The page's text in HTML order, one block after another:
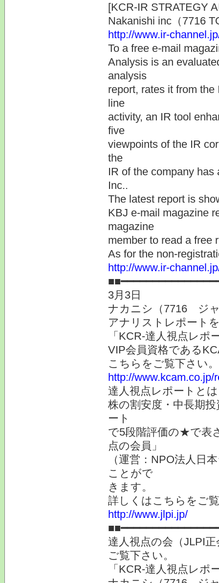
[KCR-IR STRATEGY
Nakanishi inc（7716
http://www.ir-
To a free e-mail
Analysis is an
analysis
report, rates it from
line
activity, an IR tool
five
viewpoints of the IR
the
IR of the company
Inc..
The latest report is
KBJ e-mail magazine
magazine
member to read a free
As for the non-
http://www.ir-
3月3日
ナカニシ（7716 ジ
アナリストレポート
「KCR-達人視点レ
VIP会員資格である
こちらをご覧下さい。
http://www.kcam.co.jp/
達人視点レポートと
株の割安度・中長期
ート
で5段階評価の★で表
点の会員」
（運営：NPO法人日
ことがで
きます。
詳しくはこちらをご
http://www.jlpi.jp/
達人視点の会（JLPI
ご覧下さい。
「KCR-達人視点レ